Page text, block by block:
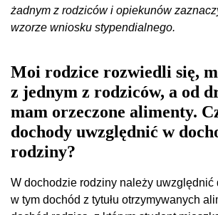
żadnym z rodziców i opiekunów
wzorze wniosku stypendialnego.
Moi rodzice rozwiedli się,
z jednym z rodziców, a od
mam orzeczone alimenty.
dochody uwzględnić w
rodziny?
W dochodzie rodziny należy uwzględnić
w tym dochód z tytułu otrzymywanych